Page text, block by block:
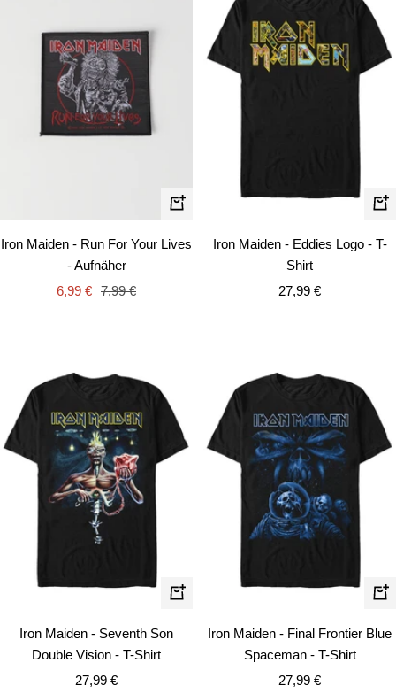
In
Iron Maiden - Run For Your Lives
- Aufnäher
Angebotspreis
6,99 € Regulärer
7,99 €
Iron Maiden - Eddies Logo - T-
Shirt
Angebotspreis
27,99 €
Schnellansicht
Iron Maiden - Seventh Son
Double Vision - T-Shirt
Angebotspreis
27,99 €
Iron Maiden - Final Frontier Blue
Spaceman - T-Shirt
Angebotspreis
27,99 €